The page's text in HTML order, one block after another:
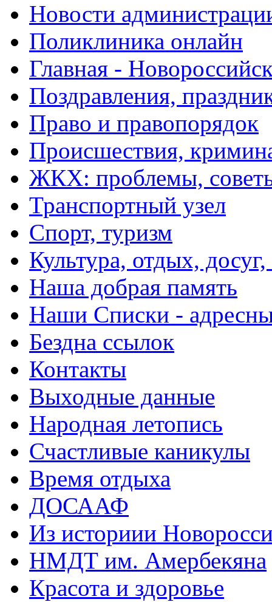
Новости
Поликлиника онлайн
Главная -
Поздравления,
Право и правопорядок
Происшествия,
ЖКХ: проблемы,
Транспортный узел
Спорт, туризм
Культура, отдых,
Наша добрая память
Наши Списки -
Бездна ссылок
Контакты
Выходные данные
Народная летопись
Счастливые каникулы
Время отдыха
ДОСААФ
Из историии
НМДТ им. Амербекяна
Красота и здоровье